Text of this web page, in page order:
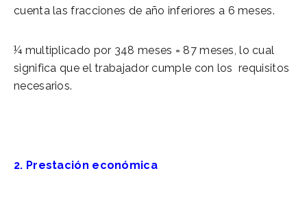
cuenta las fracciones de año inferiores a 6 meses.
¼ multiplicado por 348 meses = 87 meses, lo cual
significa que el trabajador cumple con los requisitos
necesarios.
2. Prestación económica